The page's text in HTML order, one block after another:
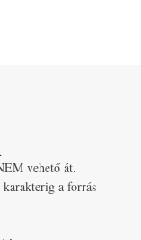
vehető át.
a forrás